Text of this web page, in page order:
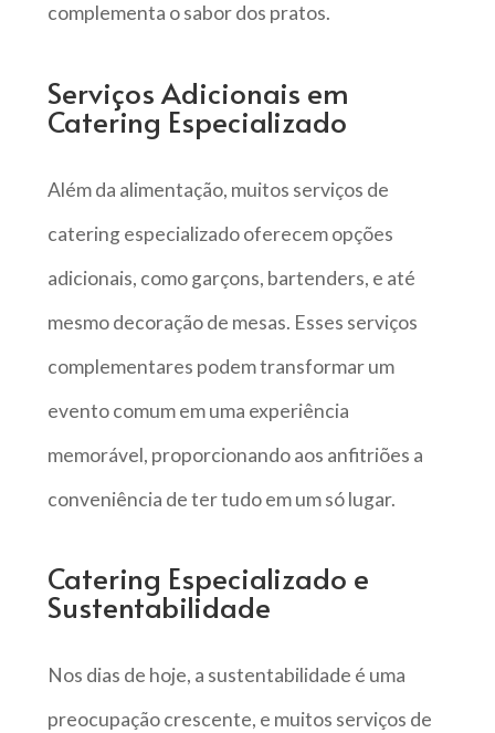
complementa o sabor dos pratos.
Serviços Adicionais em
Catering Especializado
Além da alimentação, muitos serviços de
catering especializado oferecem opções
adicionais, como garçons, bartenders, e até
mesmo decoração de mesas. Esses serviços
complementares podem transformar um
evento comum em uma experiência
memorável, proporcionando aos anfitriões a
conveniência de ter tudo em um só lugar.
Catering Especializado e
Sustentabilidade
Nos dias de hoje, a sustentabilidade é uma
preocupação crescente, e muitos serviços de